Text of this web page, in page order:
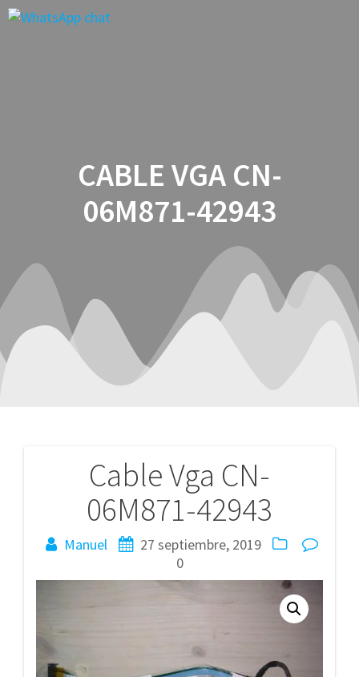
CABLE VGA CN-
06M871-42943
Cable Vga CN-
06M871-42943
Manuel
27 septiembre, 2019
0
Navegación
entradas